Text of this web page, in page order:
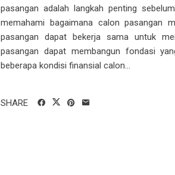
pasangan adalah langkah penting
memahami bagaimana calon pasangan
pasangan dapat bekerja sama untuk
pasangan dapat membangun fondasi
beberapa kondisi finansial calon...
SHARE